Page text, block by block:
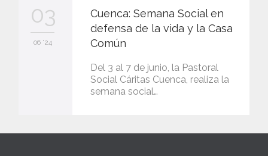
03
06 '24
Cuenca: Semana Social en
defensa de la vida y la Casa
Común
Del 3 al 7 de junio, la Pastoral
Social Cáritas Cuenca, realiza la
semana social…